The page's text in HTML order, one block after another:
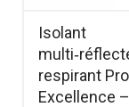
Isolant
respirant Pro
Excellence